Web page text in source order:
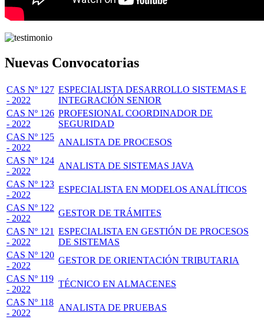
Nuevas Convocatorias
CAS Nº 127
- 2022
ESPECIALISTA DESARROLLO SISTEMAS E
INTEGRACIÓN SENIOR
CAS Nº 126
- 2022
PROFESIONAL COORDINADOR DE
SEGURIDAD
CAS Nº 125
- 2022
ANALISTA DE PROCESOS
CAS Nº 124
- 2022
ANALISTA DE SISTEMAS JAVA
CAS Nº 123
- 2022
ESPECIALISTA EN MODELOS ANALÍTICOS
CAS Nº 122
- 2022
GESTOR DE TRÁMITES
CAS Nº 121
- 2022
ESPECIALISTA EN GESTIÓN DE PROCESOS
DE SISTEMAS
CAS Nº 120
- 2022
GESTOR DE ORIENTACIÓN TRIBUTARIA
CAS Nº 119
- 2022
TÉCNICO EN ALMACENES
CAS Nº 118
- 2022
ANALISTA DE PRUEBAS